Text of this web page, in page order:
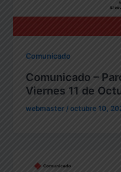
Comunicado
Comunicado –
Viernes 11 de
webmaster /octubre 10,